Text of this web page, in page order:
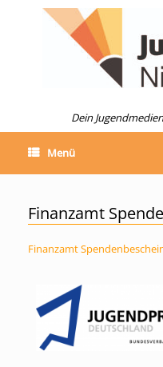
Dein
Menü
Finanzamt
Finanzamt